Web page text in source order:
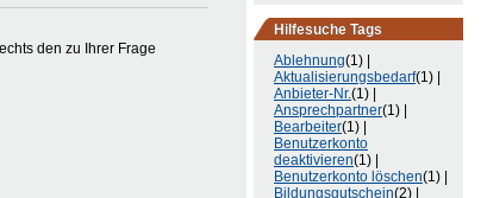
Hilfesuche Tags
Ablehnung(1) |
Aktualisierungsbedarf(1) |
Anbieter-Nr.(1) |
Ansprechpartner(1) |
Bearbeiter(1) |
Benutzerkonto
deaktivieren(1) |
Benutzerkonto löschen(1) |
Bildungsgutschein(2) |
den zu Ihrer Frage